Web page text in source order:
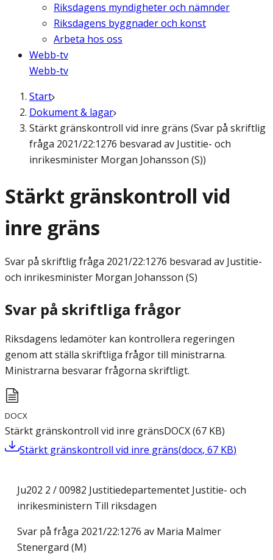
Riksdagens myndigheter och nämnder
Riksdagens byggnader och konst
Arbeta hos oss
Webb-tv
Webb-tv
Start
Dokument & lagar
Stärkt gränskontroll vid inre gräns (Svar på skriftlig
fråga 2021/22:1276 besvarad av Justitie- och
inrikesminister Morgan Johansson (S))
Stärkt gränskontroll vid
inre gräns
Svar på skriftlig fråga 2021/22:1276 besvarad av Justitie-
och inrikesminister Morgan Johansson (S)
Svar på skriftliga frågor
Riksdagens ledamöter kan kontrollera regeringen
genom att ställa skriftliga frågor till ministrarna.
Ministrarna besvarar frågorna skriftligt.
DOCX
Stärkt gränskontroll vid inre gränsDOCX(67 KB)
Stärkt gränskontroll vid inre gräns(docx, 67 KB)
Ju202 2 / 00982 Justitiedepartementet Justitie- och
inrikesministern Till riksdagen
Svar på fråga 2021/22:1276 av Maria Malmer
Stenergard (M)